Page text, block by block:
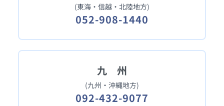
(東海・信越・北陸地方)
052-908-1440
九 州
(九州・沖縄地方)
092-432-9077